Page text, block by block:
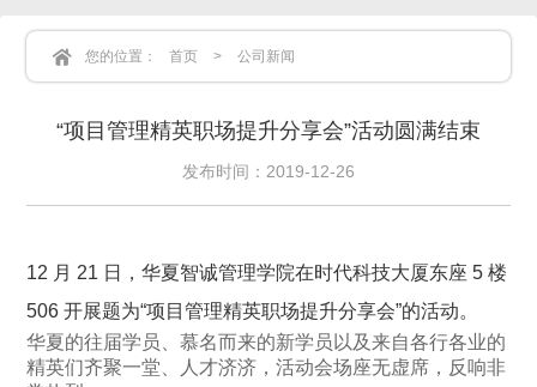
您的位置： 首页 > 公司新闻
“项目管理精英职场提升分享会”活动圆满结束
发布时间：2019-12-26
12 月 21 日，华夏智诚管理学院在时代科技大厦东座 5 楼
506 开展题为“项目管理精英职场提升分享会”的活动。
华夏的往届学员、慕名而来的新学员以及来自各行各业的
精英们齐聚一堂、人才济济，活动会场座无虚席，反响非